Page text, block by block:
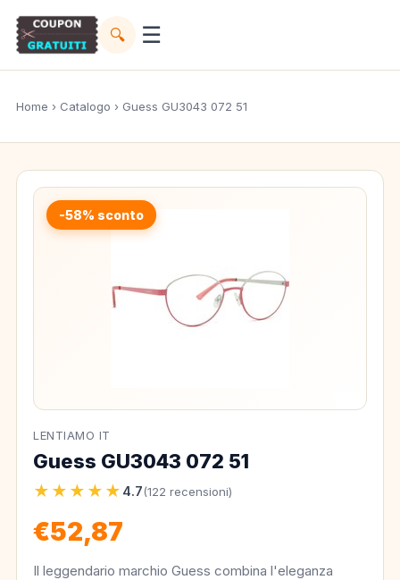
🔍 ☰
Home › Catalogo › Guess GU3043 072 51
-58% sconto
LENTIAMO IT
Guess GU3043 072 51
★★★★★ 4.7(122 recensioni)
€52,87
Il leggendario marchio Guess combina l'eleganza